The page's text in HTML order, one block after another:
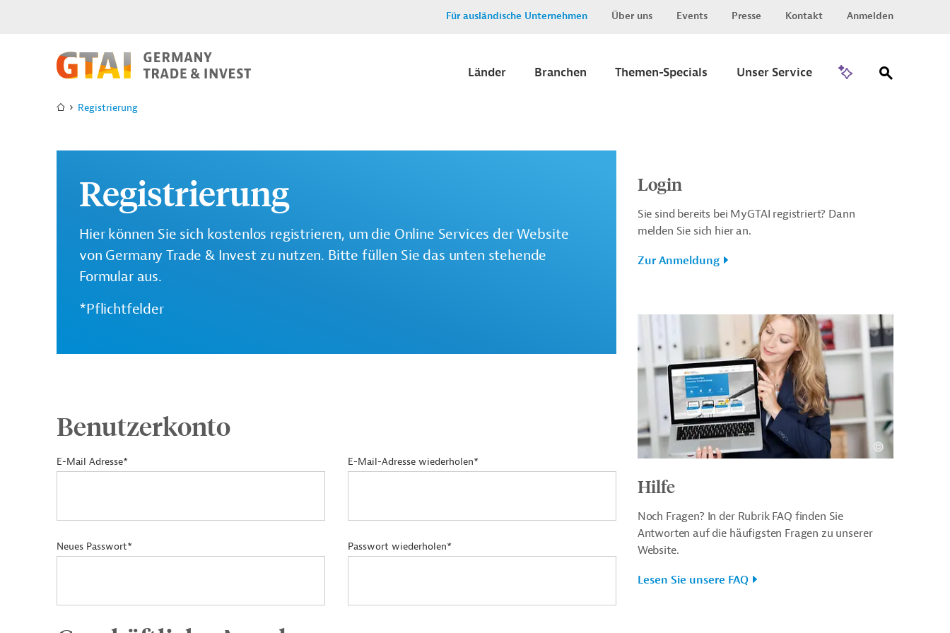
Für ausländische Unternehmen Über uns Events Presse Kontakt Anmelden
Länder Branchen Themen-Specials Unser Service
Registrierung
Registrierung
Hier können Sie sich kostenlos registrieren, um die Online Services der Website
von Germany Trade & Invest zu nutzen. Bitte füllen Sie das unten stehende
Formular aus.
*Pflichtfelder
Benutzerkonto
E-Mail Adresse* E-Mail-Adresse wiederholen*
Neues Passwort* Passwort wiederholen*
Login
Sie sind bereits bei MyGTAI registriert? Dann
melden Sie sich hier an.
Zur Anmeldung
Hilfe
Noch Fragen? In der Rubrik FAQ finden Sie
Antworten auf die häufigsten Fragen zu unserer
Website.
Lesen Sie unsere FAQ